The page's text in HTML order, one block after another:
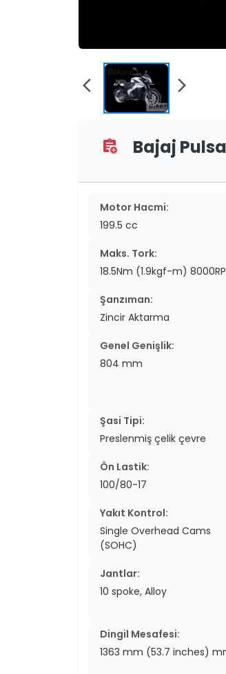
arrow_back_ios arrow_forward_ios
assignment_add Bajaj
Motor Hacmi:
199.5 cc
Maks. Tork:
18.5Nm (1.9kgf-m)
Şanzıman:
Zincir Aktarma
Genel Genişlik:
804 mm
Şasi Tipi:
Preslenmiş çelik çevre
Ön Lastik:
100/80-17
Yakıt Kontrol:
Single Overhead Cams
(SOHC)
Jantlar:
10 spoke, Alloy
Dingil Mesafesi:
1363 mm (53.7 inches)